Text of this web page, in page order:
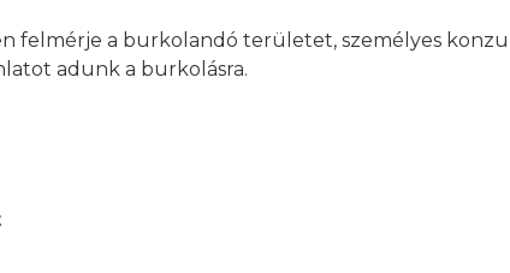
felmérje a burkolandó területet, személyes
adunk a burkolásra.